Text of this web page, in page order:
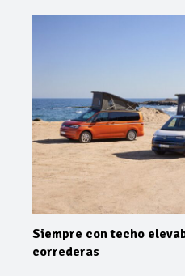
Siempre con techo
correderas